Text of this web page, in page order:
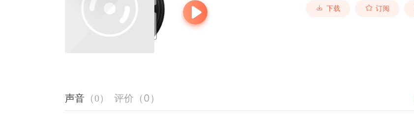
下载 订阅
声音 （0） 评价 （0 ）